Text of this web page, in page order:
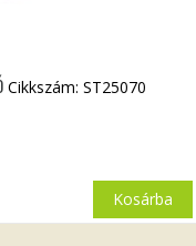
Cikkszám: ST25070
Kosárba